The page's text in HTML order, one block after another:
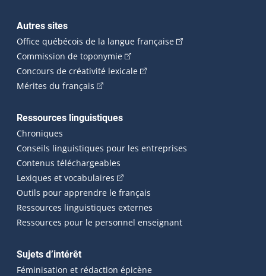
Autres sites
Office québécois de la langue française(Cet hyperlien
Commission de toponymie(Cet hyperlien externe s'ouvrira
Concours de créativité lexicale(Cet hyperlien externe
Mérites du français (Cet hyperlien externe s'ouvrira dans une
Ressources linguistiques
Chroniques
Conseils linguistiques pour les entreprises
Contenus téléchargeables
Lexiques et vocabulaires (Cet hyperlien externe s'ouvrira
Outils pour apprendre le français
Ressources linguistiques externes
Ressources pour le personnel enseignant
Sujets d’intérêt
Féminisation et rédaction épicène